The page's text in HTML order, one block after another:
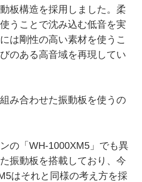
板構造を採用しました。柔
うことで沈み込む低音を実
は剛性の高い素材を使うこ
のある高音域を再現してい
合わせた振動板を使うの
「WH-1000XM5」でも異
振動板を搭載しており、今
はそれと同様の考え方を採